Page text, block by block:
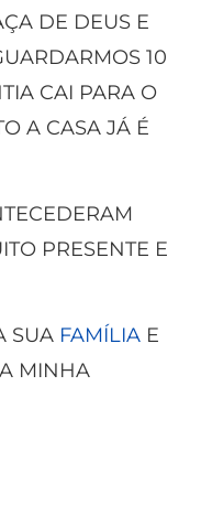
DE DEUS E
10
CAI PARA O
A CASA JÁ É
PRESENTE E
SUA FAMÍLIA E
MINHA